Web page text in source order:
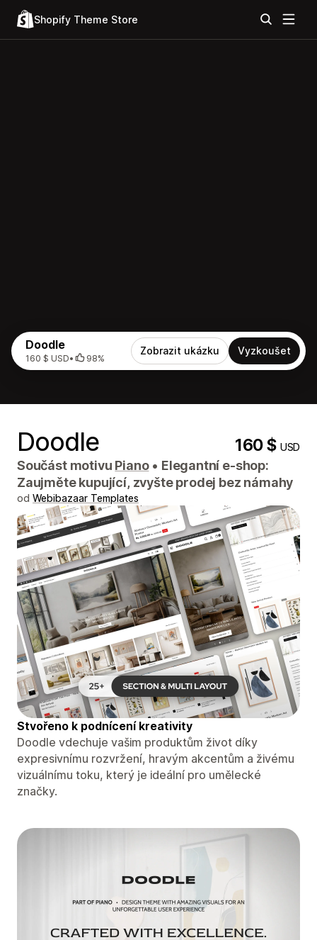
Shopify Theme Store
Doodle
160 $ USD• 98%
Zobrazit ukázku Vyzkoušet
Doodle 160 $USD
Součást motivu Piano • Elegantní e-shop:
Zaujměte kupující, zvyšte prodej bez námahy
od Webibazaar Templates
Stvořeno k podnícení kreativity
Doodle vdechuje vašim produktům život díky
expresivnímu rozvržení, hravým akcentům a živému
vizuálnímu toku, který je ideální pro umělecké
značky.